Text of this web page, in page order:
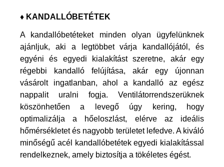
♦ KANDALLÓBETÉTEK
A kandallóbetéteket minden olyan ügyfelünknek
ajánljuk, aki a legtöbbet várja kandallójától, és
egyéni és egyedi kialakítást szeretne, akár egy
régebbi kandalló felújítása, akár egy újonnan
vásárolt ingatlanban, ahol a kandalló az egész
nappalit uralni fogja. Ventilátorrendszerüknek
köszönhetően a levegő úgy kering, hogy
optimalizálja a hőeloszlást, elérve az ideális
hőmérsékletet és nagyobb területet lefedve. A kiváló
minőségű acél kandallóbetétek egyedi kialakítással
rendelkeznek, amely biztosítja a tökéletes égést.